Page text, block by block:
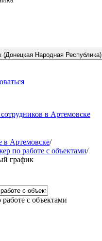
(Донецкая Народная Республика)
в Артемовске
в Артемовске/
по работе с объектами/
график
с объектами